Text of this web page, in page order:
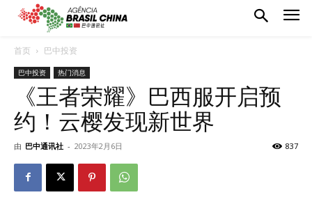
首页 巴中投资
巴中投资 热门消息
《王者荣耀》巴西服开启预
约！云樱发现新世界
由 巴中通讯社 - 2023年2月6日 837